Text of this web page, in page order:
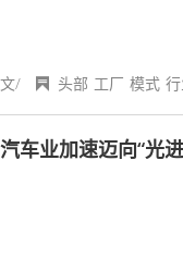
文/ 头部 工厂 模式
汽车业加速迈向“光